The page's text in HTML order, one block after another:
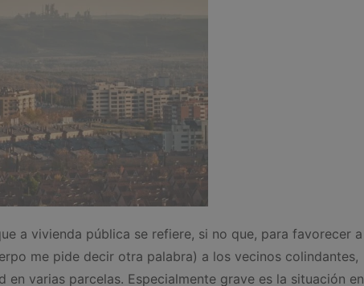
a vivienda pública se refiere, si no que, para favorecer a
me pide decir otra palabra) a los vecinos colindantes,
varias parcelas. Especialmente grave es la situación en